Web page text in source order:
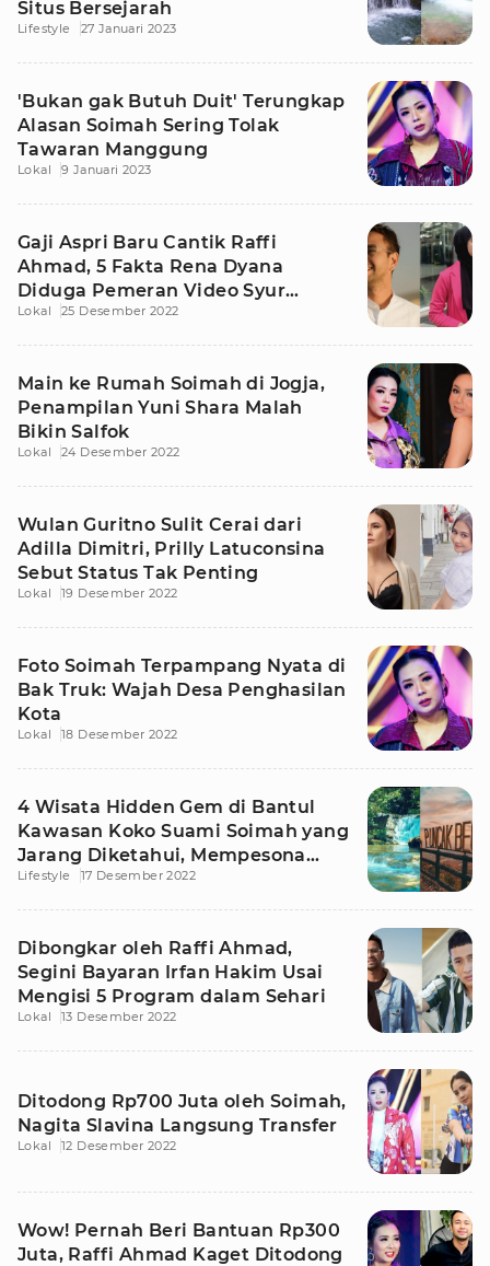
Situs Bersejarah
Lifestyle 27 Januari 2023
'Bukan gak Butuh Duit' Terungkap
Alasan Soimah Sering Tolak
Tawaran Manggung
Lokal 9 Januari 2023
Gaji Aspri Baru Cantik Raffi
Ahmad, 5 Fakta Rena Dyana
Diduga Pemeran Video Syur
Kebaya Hijau
Lokal 25 Desember 2022
Main ke Rumah Soimah di Jogja,
Penampilan Yuni Shara Malah
Bikin Salfok
Lokal 24 Desember 2022
Wulan Guritno Sulit Cerai dari
Adilla Dimitri, Prilly Latuconsina
Sebut Status Tak Penting
Lokal 19 Desember 2022
Foto Soimah Terpampang Nyata di
Bak Truk: Wajah Desa Penghasilan
Kota
Lokal 18 Desember 2022
4 Wisata Hidden Gem di Bantul
Kawasan Koko Suami Soimah yang
Jarang Diketahui, Mempesona
Banget!
Lifestyle 17 Desember 2022
Dibongkar oleh Raffi Ahmad,
Segini Bayaran Irfan Hakim Usai
Mengisi 5 Program dalam Sehari
Lokal 13 Desember 2022
Ditodong Rp700 Juta oleh Soimah,
Nagita Slavina Langsung Transfer
Lokal 12 Desember 2022
Wow! Pernah Beri Bantuan Rp300
Juta, Raffi Ahmad Kaget Ditodong